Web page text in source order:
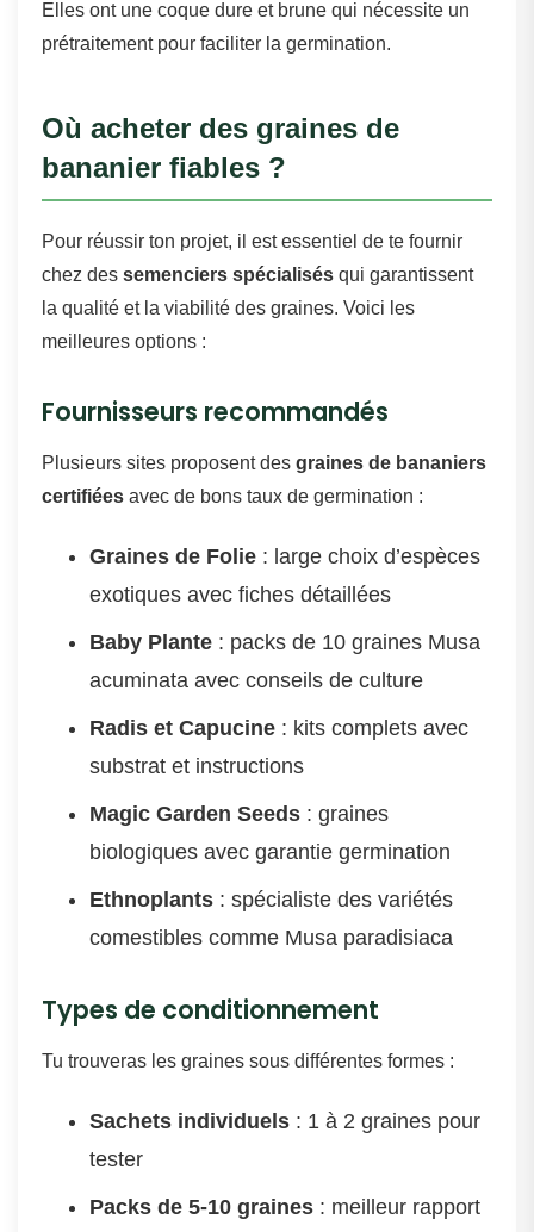
Elles ont une coque dure et brune qui nécessite un
prétraitement pour faciliter la germination.
Où acheter des graines de
bananier fiables ?
Pour réussir ton projet, il est essentiel de te fournir
chez des semenciers spécialisés qui garantissent
la qualité et la viabilité des graines. Voici les
meilleures options :
Fournisseurs recommandés
Plusieurs sites proposent des graines de bananiers
certifiées avec de bons taux de germination :
Graines de Folie : large choix d’espèces
exotiques avec fiches détaillées
Baby Plante : packs de 10 graines Musa
acuminata avec conseils de culture
Radis et Capucine : kits complets avec
substrat et instructions
Magic Garden Seeds : graines
biologiques avec garantie germination
Ethnoplants : spécialiste des variétés
comestibles comme Musa paradisiaca
Types de conditionnement
Tu trouveras les graines sous différentes formes :
Sachets individuels : 1 à 2 graines pour
tester
Packs de 5-10 graines : meilleur rapport